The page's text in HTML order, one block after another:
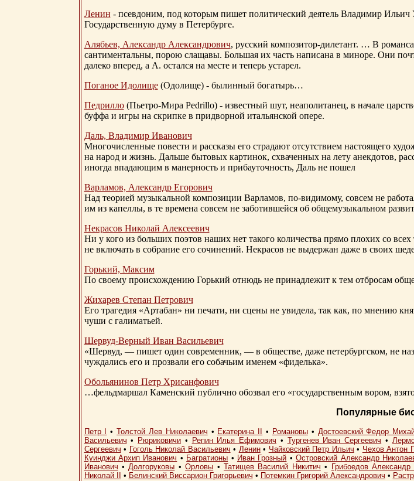
Ленин - псевдоним, под которым пишет политический деятель Владимир Ильич
Государственную думу в Петербурге.
Алябьев, Александр Александрович, русский композитор-дилетант. … В
сантиментальны, порою слащавы. Большая их часть написана в миноре. Они
далеко вперед, а А. остался на месте и теперь устарел.
Поганое Идолище(Одолище) - былинный богатырь…
Педрилло(Пьетро-Мира Pedrillo) - известный шут, неаполитанец, в начале
буффа и игры на скрипке в придворной итальянской опере.
Даль, Владимир Иванович
Многочисленные повести и рассказы его страдают отсутствием настоящего
на народ и жизнь. Дальше бытовых картинок, схваченных на лету анекдотов,
иногда впадающим в манерность и прибауточность, Даль не пошел
Варламов, Александр Егорович
Над теорией музыкальной композиции Варламов, по-видимому, совсем не
им из капеллы, в те времена совсем не заботившейся об общемузыкальном
Некрасов Николай Алексеевич
Ни у кого из больших поэтов наших нет такого количества прямо плохих со
не включать в собрание его сочинений. Некрасов не выдержан даже в своих
Горький, Максим
По своему происхождению Горький отнюдь не принадлежит к тем отбросам
Жихарев Степан Петрович
Его трагедия «Артабан» ни печати, ни сцены не увидела, так как, по мнению
чуши с галиматьей.
Шервуд-Верный Иван Васильевич
«Шервуд, — пишет один современник, — в обществе, даже петербургском, не
чуждались его и прозвали его собачьим именем «фиделька».
Обольянинов Петр Хрисанфович
…фельдмаршал Каменский публично обозвал его «государственным вором,
Популярные
Петр I •Толстой Лев Николаевич • Екатерина II • Романовы• Достоевский Федор
Васильевич • Рюриковичи • Репин Илья Ефимович • Тургенев Иван Сергеевич •
Сергеевич • Гоголь Николай Васильевич • Ленин• Чайковский Петр Ильич • Чехов Антон
Куинджи Архип Иванович • Багратионы • Иван Грозный •Островский Александр
Иванович •Долгоруковы •Орловы • Татищев Василий Никитич • Грибоедов Александр
Николай II
• Белинский Виссарион Григорьевич • Потемкин Григорий Александрович •